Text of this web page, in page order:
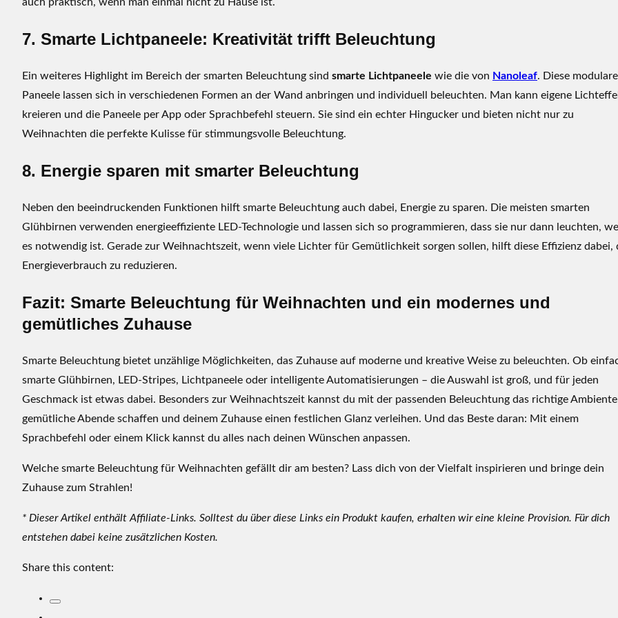
auch praktisch, wenn man einmal nicht zu Hause ist.
7. Smarte Lichtpaneele: Kreativität trifft Beleuchtung
Ein weiteres Highlight im Bereich der smarten Beleuchtung sind smarte Lichtpaneele wie die von Nanoleaf. Diese
Paneele lassen sich in verschiedenen Formen an der Wand anbringen und individuell beleuchten. Man kann eigene
kreieren und die Paneele per App oder Sprachbefehl steuern. Sie sind ein echter Hingucker und bieten nicht nur zu
Weihnachten die perfekte Kulisse für stimmungsvolle Beleuchtung.
8. Energie sparen mit smarter Beleuchtung
Neben den beeindruckenden Funktionen hilft smarte Beleuchtung auch dabei, Energie zu sparen. Die meisten smarten
Glühbirnen verwenden energieeffiziente LED-Technologie und lassen sich so programmieren, dass sie nur dann leuchten,
es notwendig ist. Gerade zur Weihnachtszeit, wenn viele Lichter für Gemütlichkeit sorgen sollen, hilft diese Effizienz dabei,
Energieverbrauch zu reduzieren.
Fazit: Smarte Beleuchtung für Weihnachten und ein modernes und
gemütliches Zuhause
Smarte Beleuchtung bietet unzählige Möglichkeiten, das Zuhause auf moderne und kreative Weise zu beleuchten. Ob
smarte Glühbirnen, LED-Stripes, Lichtpaneele oder intelligente Automatisierungen – die Auswahl ist groß, und für jeden
Geschmack ist etwas dabei. Besonders zur Weihnachtszeit kannst du mit der passenden Beleuchtung das richtige
gemütliche Abende schaffen und deinem Zuhause einen festlichen Glanz verleihen. Und das Beste daran: Mit einem
Sprachbefehl oder einem Klick kannst du alles nach deinen Wünschen anpassen.
Welche smarte Beleuchtung für Weihnachten gefällt dir am besten? Lass dich von der Vielfalt inspirieren und bringe dein
Zuhause zum Strahlen!
* Dieser Artikel enthält Affiliate-Links. Solltest du über diese Links ein Produkt kaufen, erhalten wir eine kleine Provision. Für dich
entstehen dabei keine zusätzlichen Kosten.
Share this content: